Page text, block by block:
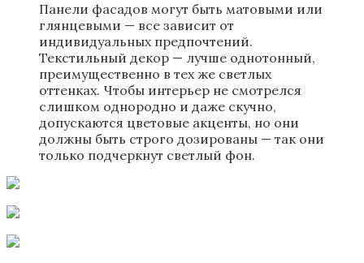
Панели фасадов могут быть матовыми или
глянцевыми — все зависит от
индивидуальных предпочтений.
Текстильный декор — лучше однотонный,
преимущественно в тех же светлых
оттенках. Чтобы интерьер не смотрелся
слишком однородно и даже скучно,
допускаются цветовые акценты, но они
должны быть строго дозированы — так они
только подчеркнут светлый фон.